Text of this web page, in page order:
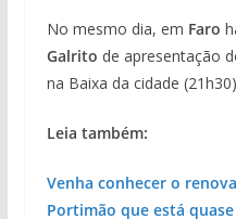
No mesmo dia, em Faro
Galrito de apresentação
na Baixa da cidade
Leia também:
Venha conhecer o
Portimão que está